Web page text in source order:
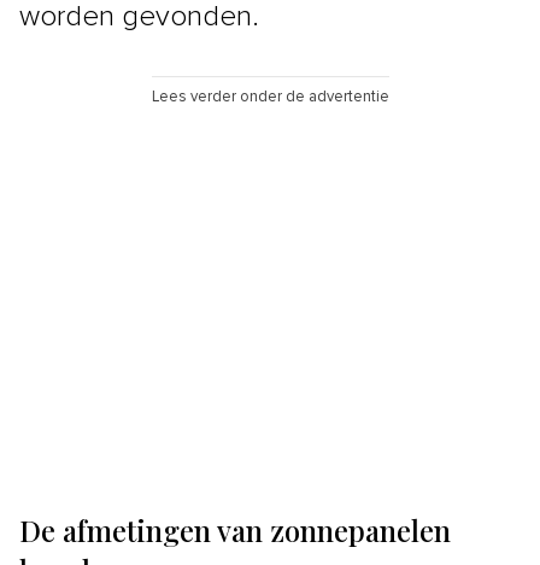
worden gevonden.
Lees verder onder de advertentie
De afmetingen van zonnepanelen